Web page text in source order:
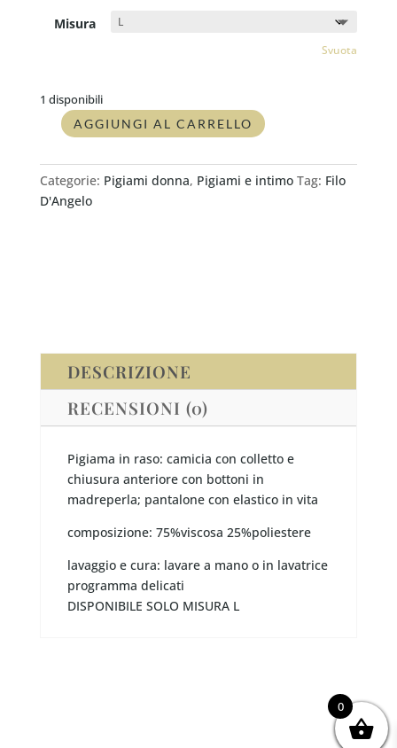
Misura
Svuota
1 disponibili
Pigiama
lungo
FILO
AGGIUNGI AL CARRELLO
Categorie: Pigiami donna, Pigiami e intimo Tag: Filo
D'Angelo
DESCRIZIONE
RECENSIONI (0)
Pigiama in raso: camicia con colletto e
chiusura anteriore con bottoni in
madreperla; pantalone con elastico in vita
composizione: 75%viscosa 25%poliestere
lavaggio e cura: lavare a mano o in lavatrice
programma delicati
DISPONIBILE SOLO MISURA L
0